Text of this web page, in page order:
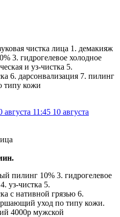
чистка лица 1. демакияж
3. гидрогелевое холодное
и уз-чистка 5.
6. дарсонвализация 7. пилинг
типу кожи
августа 11:45 10 августа
пилинг 10% 3. гидрогелевое
уз-чистка 5.
с нативной грязью 6.
уход по типу кожи.
4000р мужской